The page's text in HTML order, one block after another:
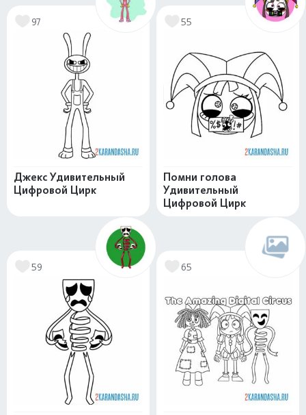
97
Джекс Удивительный
Цифровой Цирк
55
Помни голова
Удивительный
Цифровой Цирк
59 65